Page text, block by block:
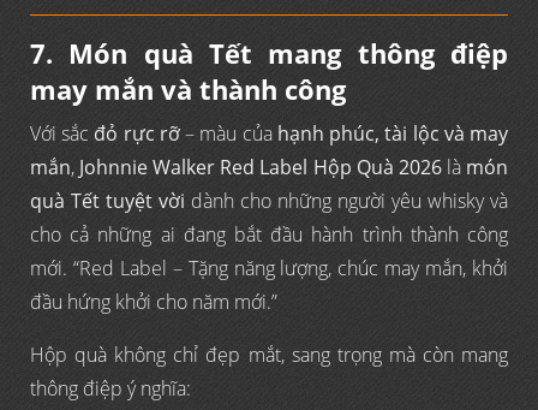
7. Món quà Tết mang thông điệp
may mắn và thành công
Với sắc đỏ rực rỡ– màu của hạnh phúc, tài lộc và may
mắn, Johnnie Walker Red Label Hộp Quà 2026là món
quà Tết tuyệt vời dành cho những người yêu whisky và
cho cả những ai đang bắt đầu hành trình thành công
mới. “Red Label – Tặng năng lượng, chúc may mắn, khởi
đầu hứng khởi cho năm mới.”
Hộp quà không chỉ đẹp mắt, sang trọng mà còn mang
thông điệp ý nghĩa: